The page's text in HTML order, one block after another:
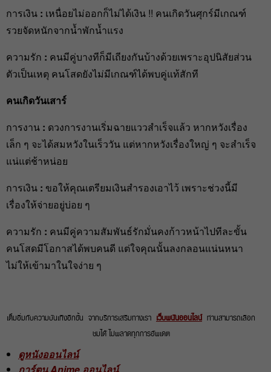
การเงิน : เหนื่อยไม่ออกก็ไม่ได้เงิน !! คนเกิดวันศุกร์มีเกณฑ์
รวยจัดหนักจากน้ำพักน้ำแรง
ความรัก : คนมีคู่บางทีก็มีเถียงกันบ้างด้วยเพราะอุปนิสัยส่วน
ตัวเป็นเหตุ คนโสดยังไม่มีเกณฑ์ได้พบคู่แท้สักที
คนเกิดวันเสาร์
การงาน : ดวงการงานเริ่มฉายแววสำเร็จแล้ว หากหวังเรื่อง
เล็ก ๆ จะได้สมหวังในเร็ววัน แต่หากหวังเรื่องใหญ่ ๆ จะสำเร็จ
แน่แต่ช้าหน่อย
การเงิน : ขอให้คุณเตรียมเงินสำรองเอาไว้ เพราะช่วงนี้มี
เรื่องให้จ่ายอยู่บ่อย ๆ
ความรัก : คนมีคู่ความสัมพันธ์รักมั่นคงก้าวหน้าไปทีละขั้น
คนโสดมีโอกาสได้พบคนดี แต่ใจคุณนั้นลงกลอนแน่นหนา
ไม่ให้เข้ามาในใจง่าย ๆ
เต็มอิ่มกับความบันเทิงอีกขั้น จากบริการเสริมทางเรา เว็บพนันออนไลน์ท่านสามารถเลือก
ชมได้ ไม่พลาดทุกการอัพเดต
ดูหนังออนไลน์
การ์ตูน Anime ออนไลน์